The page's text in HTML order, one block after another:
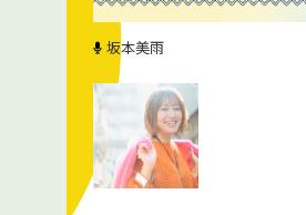
坂本美雨